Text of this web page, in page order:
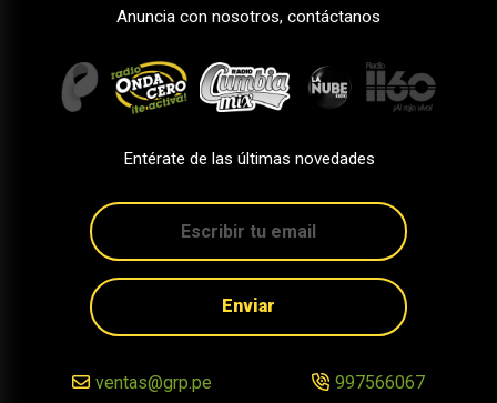
Anuncia con nosotros, contáctanos
Entérate de las últimas novedades
Enviar
ventas@grp.pe 997566067